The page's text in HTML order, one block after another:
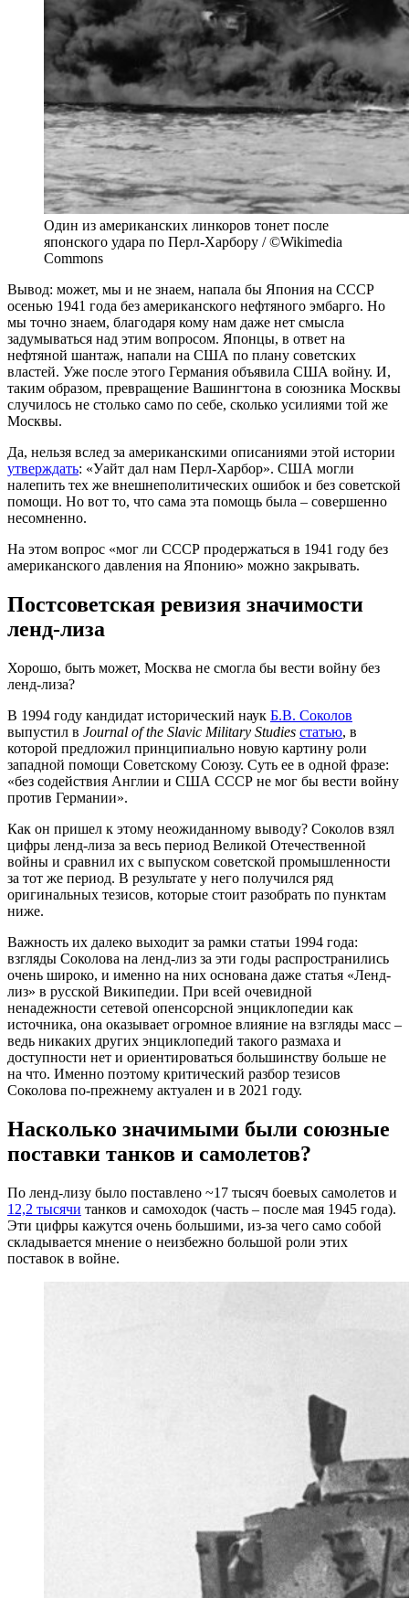
Один из американских линкоров тонет после
японского удара по Перл-Харбору / ©Wikimedia
Commons
Вывод: может, мы и не знаем, напала бы Япония на СССР
осенью 1941 года без американского нефтяного эмбарго. Но
мы точно знаем, благодаря кому нам даже нет смысла
задумываться над этим вопросом. Японцы, в ответ на
нефтяной шантаж, напали на США по плану советских
властей. Уже после этого Германия объявила США войну. И,
таким образом, превращение Вашингтона в союзника Москвы
случилось не столько само по себе, сколько усилиями той же
Москвы.
Да, нельзя вслед за американскими описаниями этой истории
утверждать: «Уайт дал нам Перл-Харбор». США могли
налепить тех же внешнеполитических ошибок и без советской
помощи. Но вот то, что сама эта помощь была – совершенно
несомненно.
На этом вопрос «мог ли СССР продержаться в 1941 году без
американского давления на Японию» можно закрывать.
Постсоветская ревизия значимости
ленд-лиза
Хорошо, быть может, Москва не смогла бы вести войну без
ленд-лиза?
В 1994 году кандидат исторический наук Б.В. Соколов
выпустил в Journal of the Slavic Military Studies статью, в
которой предложил принципиально новую картину роли
западной помощи Советскому Союзу. Суть ее в одной фразе:
«без содействия Англии и США СССР не мог бы вести войну
против Германии».
Как он пришел к этому неожиданному выводу? Соколов взял
цифры ленд-лиза за весь период Великой Отечественной
войны и сравнил их с выпуском советской промышленности
за тот же период. В результате у него получился ряд
оригинальных тезисов, которые стоит разобрать по пунктам
ниже.
Важность их далеко выходит за рамки статьи 1994 года:
взгляды Соколова на ленд-лиз за эти годы распространились
очень широко, и именно на них основана даже статья «Ленд-
лиз» в русской Википедии. При всей очевидной
ненадежности сетевой опенсорсной энциклопедии как
источника, она оказывает огромное влияние на взгляды масс –
ведь никаких других энциклопедий такого размаха и
доступности нет и ориентироваться большинству больше не
на что. Именно поэтому критический разбор тезисов
Соколова по-прежнему актуален и в 2021 году.
Насколько значимыми были союзные
поставки танков и самолетов?
По ленд-лизу было поставлено ~17 тысяч боевых самолетов и
12,2 тысячи танков и самоходок (часть – после мая 1945 года).
Эти цифры кажутся очень большими, из-за чего само собой
складывается мнение о неизбежно большой роли этих
поставок в войне.